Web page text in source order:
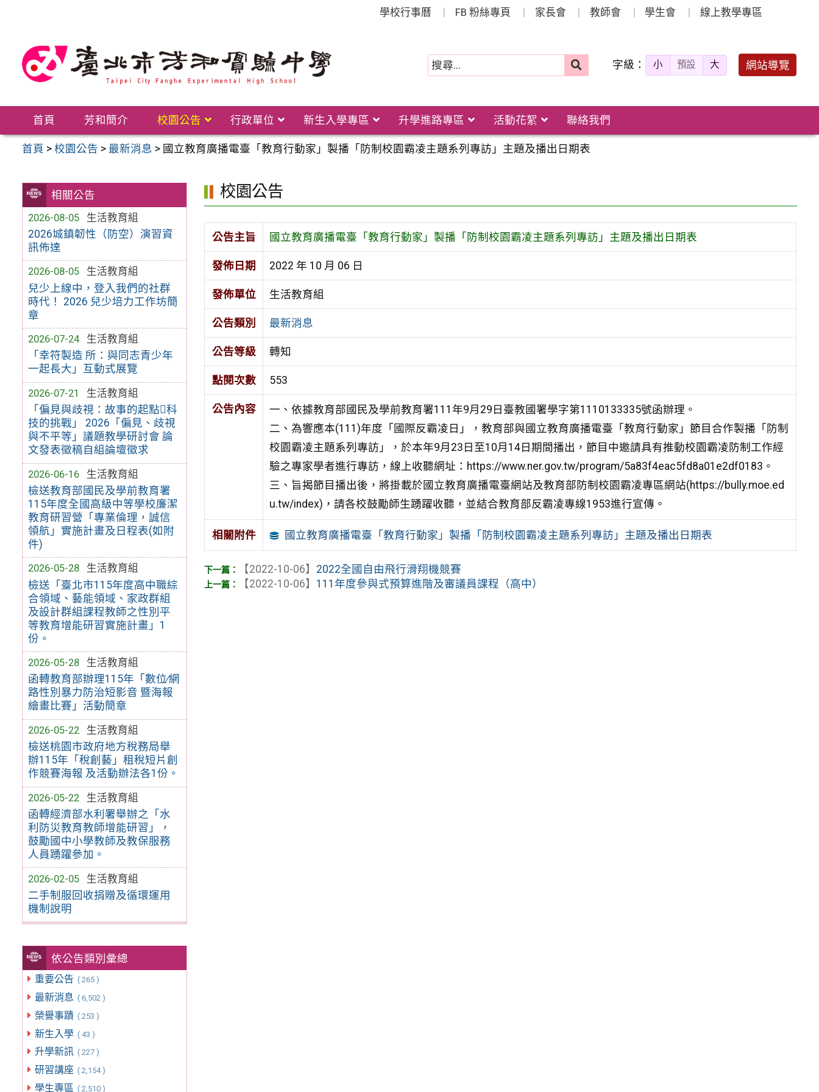
學校行事曆 FB 粉絲專頁 家長會 教師會 學生會 線上教學專區
字級： 小 預設 大 網站導覽
首頁 芳和簡介 校園公告 行政單位 新生入學專區 升學進路專區 活動花絮 聯絡我們
首頁 >校園公告 > 最新消息 > 國立教育廣播電臺「教育行動家」製播「防制校園霸凌主題系列專訪」主題及播出日期表
相關公告
2026-08-05
生活教育組
2026城鎮韌性（防空）演習資
訊佈達
2026-08-05
生活教育組
兒少上線中，登入我們的社群
時代！ 2026 兒少培力工作坊簡
章
2026-07-24
生活教育組
「幸符製造 所：與同志青少年
一起長大」互動式展覽
2026-07-21
生活教育組
「偏見與歧視：故事的起點科
技的挑戰」 2026「偏見、歧視
與不平等」議題教學研討會 論
文發表徵稿自組論壇徵求
2026-06-16
生活教育組
檢送教育部國民及學前教育署
115年度全國高級中等學校廉潔
教育研習營「專業倫理，誠信
領航」實施計畫及日程表(如附
件)
2026-05-28
生活教育組
檢送「臺北市115年度高中職綜
合領域、藝能領域、家政群組
及設計群組課程教師之性別平
等教育增能研習實施計畫」1
份。
2026-05-28
生活教育組
函轉教育部辦理115年「數位∕網
路性別暴力防治短影音 暨海報
繪畫比賽」活動簡章
2026-05-22
生活教育組
檢送桃園市政府地方稅務局舉
辦115年「稅創藝」租稅短片創
作競賽海報 及活動辦法各1份。
2026-05-22
生活教育組
函轉經濟部水利署舉辦之「水
利防災教育教師增能研習」，
鼓勵國中小學教師及教保服務
人員踴躍參加。
2026-02-05
生活教育組
二手制服回收捐贈及循環運用
機制說明
依公告類別彙總
重要公告 ( 265 )
最新消息 ( 6,502 )
榮譽事蹟 ( 253 )
新生入學 ( 43 )
升學新訊 ( 227 )
研習講座 ( 2,154 )
學生專區 ( 2,510 )
校園公告
公告主旨 國立教育廣播電臺「教育行動家」製播「防制校園霸凌主題系列專訪」主題及播出日期表
發佈日期 2022 年 10 月 06 日
發佈單位 生活教育組
公告類別 最新消息
公告等級 轉知
點閱次數 553
公告內容
一、依據教育部國民及學前教育署111年9月29日臺教國署學字第1110133335號函辦理。
二、為響應本(111)年度「國際反霸凌日」，教育部與國立教育廣播電臺「教育行動家」節目合作製播「防制
校園霸凌主題系列專訪」，於本年9月23日至10月14日期間播出，節目中邀請具有推動校園霸凌防制工作經
驗之專家學者進行專訪，線上收聽網址：https://www.ner.gov.tw/program/5a83f4eac5fd8a01e2df0183。
三、旨揭節目播出後，將掛載於國立教育廣播電臺網站及教育部防制校園霸凌專區網站(https://bully.moe.ed
u.tw/index)，請各校鼓勵師生踴躍收聽，並結合教育部反霸凌專線1953進行宣傳。
相關附件 國立教育廣播電臺「教育行動家」製播「防制校園霸凌主題系列專訪」主題及播出日期表
【2022-10-06】 2022全國自由飛行滑翔機競賽
【2022-10-06】 111年度參與式預算進階及審議員課程（高中）